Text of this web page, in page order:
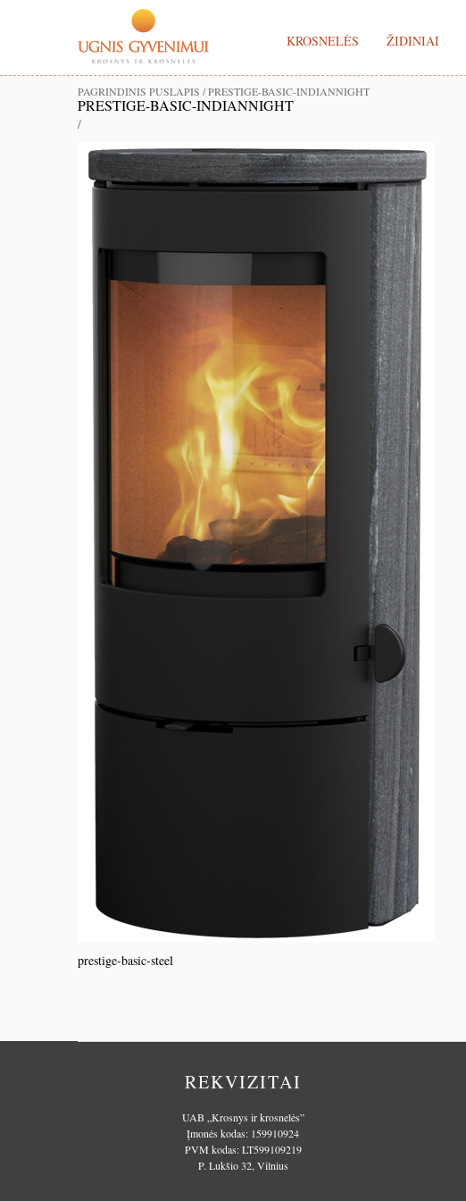
KROSNELĖS ŽIDINIAI
PAGRINDINIS PUSLAPIS /PRESTIGE-BASIC-INDIANNIGHT
PRESTIGE-BASIC-INDIANNIGHT
/
prestige-basic-steel
REKVIZITAI
UAB „Krosnys ir krosnelės”
Įmonės kodas: 159910924
PVM kodas: LT599109219
P. Lukšio 32, Vilnius